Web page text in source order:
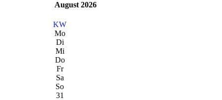
August 2026
KW
Mo
Di
Mi
Do
Fr
Sa
So
31